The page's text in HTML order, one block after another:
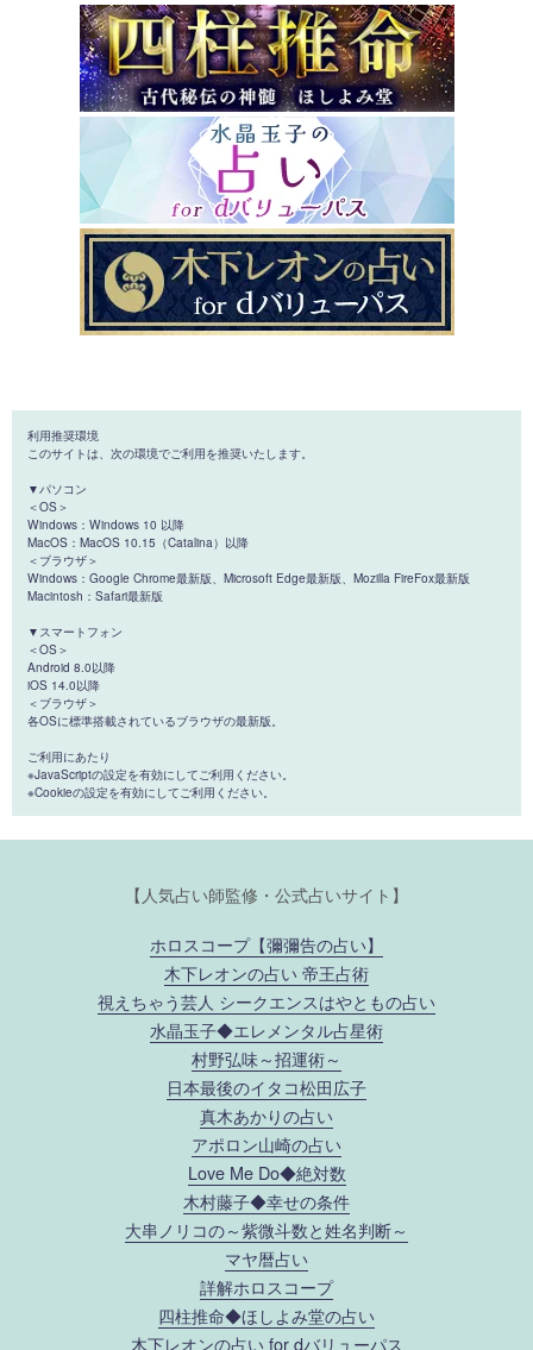
利用推奨環境
このサイトは、次の環境でご利用を推奨いたします。
▼パソコン
＜OS＞
Windows：Windows 10 以降
MacOS：MacOS 10.15（Catalina）以降
＜ブラウザ＞
Windows：Google Chrome最新版、Microsoft Edge最新版、Mozilla FireFox最新版
Macintosh：Safari最新版
▼スマートフォン
＜OS＞
Android 8.0以降
iOS 14.0以降
＜ブラウザ＞
各OSに標準搭載されているブラウザの最新版。
ご利用にあたり
※JavaScriptの設定を有効にしてご利用ください。
※Cookieの設定を有効にしてご利用ください。
【人気占い師監修・公式占いサイト】
ホロスコープ【彌彌告の占い】
木下レオンの占い 帝王占術
視えちゃう芸人 シークエンスはやともの占い
水晶玉子◆エレメンタル占星術
村野弘味～招運術～
日本最後のイタコ松田広子
真木あかりの占い
アポロン山崎の占い
Love Me Do◆絶対数
木村藤子◆幸せの条件
大串ノリコの～紫微斗数と姓名判断～
マヤ暦占い
詳解ホロスコープ
四柱推命◆ほしよみ堂の占い
木下レオンの占い for dバリューパス